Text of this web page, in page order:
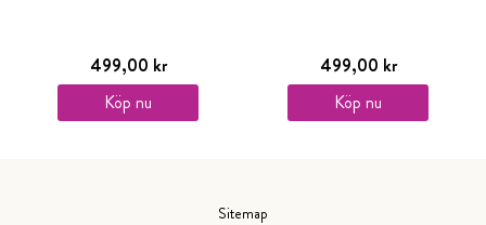
499,00 kr
Köp nu
499,00 kr
Köp nu
Sitemap